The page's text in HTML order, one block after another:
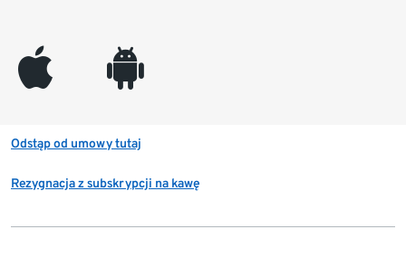
appleinc android
Odstąp od umowy tutaj
Rezygnacja z subskrypcji na kawę